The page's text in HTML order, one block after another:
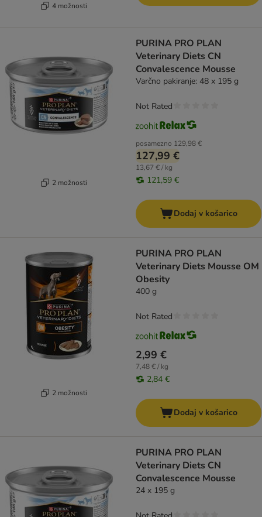
4 možnosti
2 možnosti
PURINA PRO PLAN
Veterinary Diets CN
Convalescence Mousse
Varčno pakiranje: 48 x 195 g
posamezno 129,98 €
127,99 €
13,67 € / kg
121,59 €
Not Rated
Dodaj v košarico
2 možnosti
PURINA PRO PLAN
Veterinary Diets Mousse OM
Obesity
400 g
2,99 €
7,48 € / kg
2,84 €
Not Rated
Dodaj v košarico
PURINA PRO PLAN
Veterinary Diets CN
Convalescence Mousse
24 x 195 g